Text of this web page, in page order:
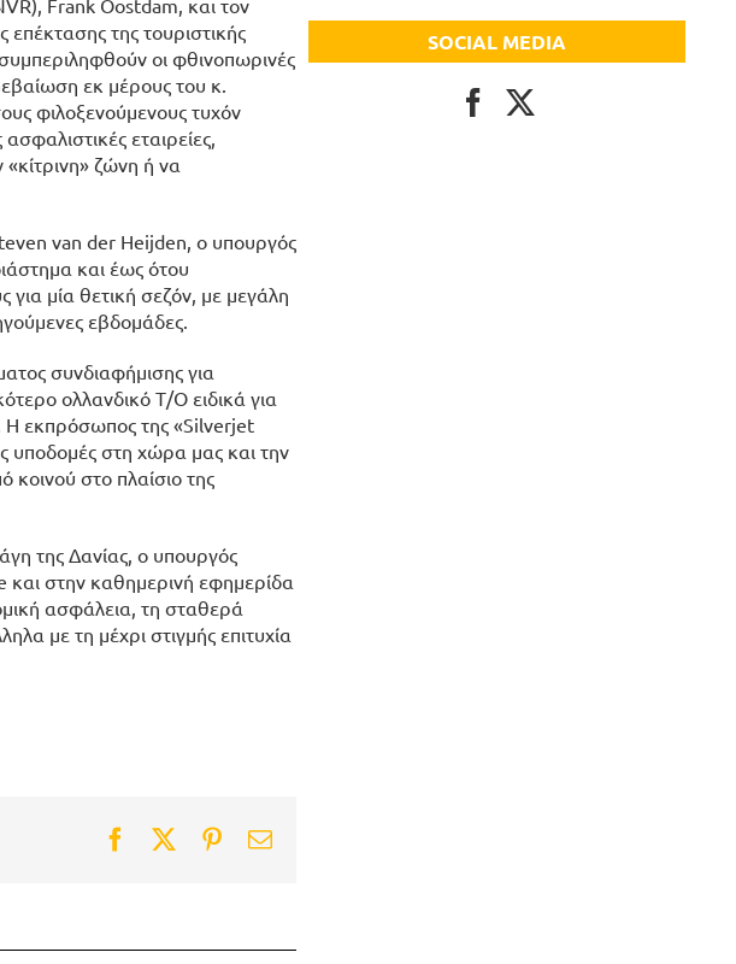
της τουριστικής
οι φθινοπωρινές
εκ μέρους του κ.
φιλοξενούμενους τυχόν
εταιρείες,
ζώνη ή να
van der Heijden, ο υπουργός
και έως ότου
μία θετική σεζόν, με μεγάλη
εβδομάδες.
συνδιαφήμισης για
ολλανδικό Τ/Ο ειδικά για
Η εκπρόσωπος της «Silverjet
υποδομές στη χώρα μας και την
κοινού στο πλαίσιο της
της Δανίας, ο υπουργός
και στην καθημερινή εφημερίδα
ασφάλεια, τη σταθερά
με τη μέχρι στιγμής επιτυχία
Facebook
TwitterPinterest
Email
SOCIAL MEDIA